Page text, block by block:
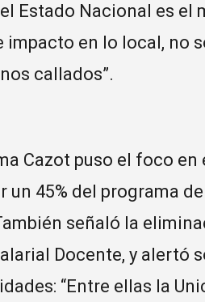
Estado Nacional es
impacto en lo local, no
callados”.
Cazot puso el foco
un 45% del programa
señaló la
Docente, y alertó
“Entre ellas la